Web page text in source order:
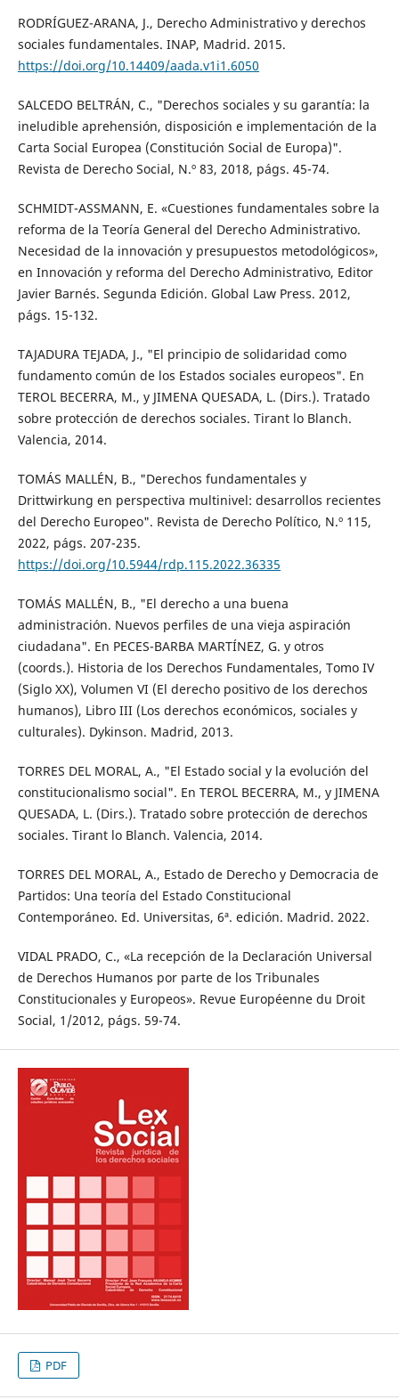
RODRÍGUEZ-ARANA, J., Derecho Administrativo y derechos
sociales fundamentales. INAP, Madrid. 2015.
https://doi.org/10.14409/aada.v1i1.6050
SALCEDO BELTRÁN, C., "Derechos sociales y su garantía: la
ineludible aprehensión, disposición e implementación de la
Carta Social Europea (Constitución Social de Europa)".
Revista de Derecho Social, N.º 83, 2018, págs. 45-74.
SCHMIDT-ASSMANN, E. «Cuestiones fundamentales sobre la
reforma de la Teoría General del Derecho Administrativo.
Necesidad de la innovación y presupuestos metodológicos»,
en Innovación y reforma del Derecho Administrativo, Editor
Javier Barnés. Segunda Edición. Global Law Press. 2012,
págs. 15-132.
TAJADURA TEJADA, J., "El principio de solidaridad como
fundamento común de los Estados sociales europeos". En
TEROL BECERRA, M., y JIMENA QUESADA, L. (Dirs.). Tratado
sobre protección de derechos sociales. Tirant lo Blanch.
Valencia, 2014.
TOMÁS MALLÉN, B., "Derechos fundamentales y
Drittwirkung en perspectiva multinivel: desarrollos recientes
del Derecho Europeo". Revista de Derecho Político, N.º 115,
2022, págs. 207-235.
https://doi.org/10.5944/rdp.115.2022.36335
TOMÁS MALLÉN, B., "El derecho a una buena
administración. Nuevos perfiles de una vieja aspiración
ciudadana". En PECES-BARBA MARTÍNEZ, G. y otros
(coords.). Historia de los Derechos Fundamentales, Tomo IV
(Siglo XX), Volumen VI (El derecho positivo de los derechos
humanos), Libro III (Los derechos económicos, sociales y
culturales). Dykinson. Madrid, 2013.
TORRES DEL MORAL, A., "El Estado social y la evolución del
constitucionalismo social". En TEROL BECERRA, M., y JIMENA
QUESADA, L. (Dirs.). Tratado sobre protección de derechos
sociales. Tirant lo Blanch. Valencia, 2014.
TORRES DEL MORAL, A., Estado de Derecho y Democracia de
Partidos: Una teoría del Estado Constitucional
Contemporáneo. Ed. Universitas, 6ª. edición. Madrid. 2022.
VIDAL PRADO, C., «La recepción de la Declaración Universal
de Derechos Humanos por parte de los Tribunales
Constitucionales y Europeos». Revue Européenne du Droit
Social, 1/2012, págs. 59-74.
PDF